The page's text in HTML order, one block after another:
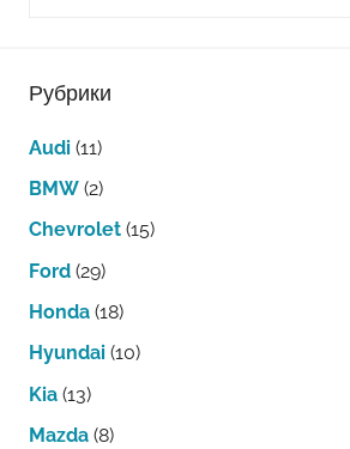
Рубрики
Audi (11)
BMW (2)
Chevrolet (15)
Ford (29)
Honda (18)
Hyundai (10)
Kia (13)
Mazda (8)